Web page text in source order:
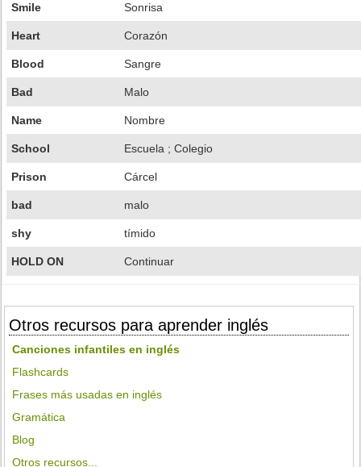
Smile Sonrisa
Heart Corazón
Blood Sangre
Bad Malo
Name Nombre
School Escuela ; Colegio
Prison Cárcel
bad malo
shy tímido
HOLD ON Continuar
Otros recursos para aprender inglés
Canciones infantiles en inglés
Flashcards
Frases más usadas en inglés
Gramática
Blog
Otros recursos...